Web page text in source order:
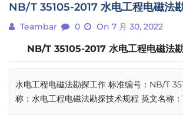
NB/T 35105-2017 水电工程电磁法
Teambar 0 On 7 月 30, 2022
NB/T 35105-2017 水电工程电磁法
水电工程电磁法勘探工作 标准编号：NB/T
称：水电工程电磁法勘探技术规程 英文名称